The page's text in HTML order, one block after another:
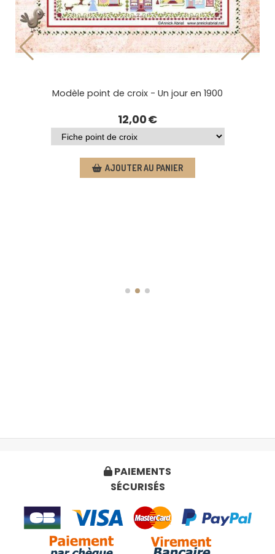
Point de croix - Il faut beaucoup de temps
11,00€
AJOUTER AU PANIER
 PAIEMENTS
SÉCURISÉS